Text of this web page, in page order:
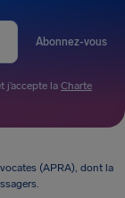
Abonnez-vous
j’accepte la Charte
(APRA), dont la